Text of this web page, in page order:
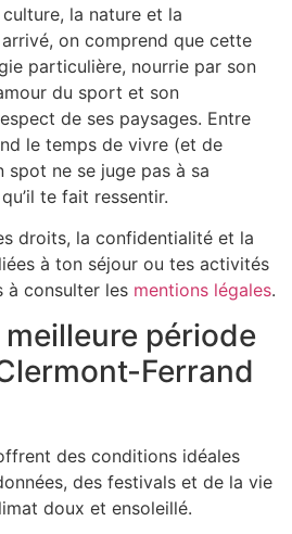
culture, la nature et la
on comprend que cette
particulière, nourrie par son
du sport et son
de ses paysages. Entre
le temps de vivre (et de
spot ne se juge pas à sa
te fait ressentir.
droits, la confidentialité et la
à ton séjour ou tes activités
à consulter les mentions légales.
période
Ferrand
des conditions idéales
des festivals et de la vie
doux et ensoleillé.